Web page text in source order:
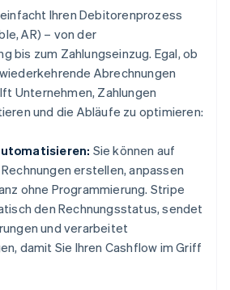
Ihren Debitorenprozess
AR) – von der
bis zum Zahlungseinzug. Egal, ob
Abrechnungen
Unternehmen, Zahlungen
und die Abläufe zu optimieren:
Sie können auf
erstellen, anpassen
ohne Programmierung. Stripe
den Rechnungsstatus, sendet
und verarbeitet
damit Sie Ihren Cashflow im Griff